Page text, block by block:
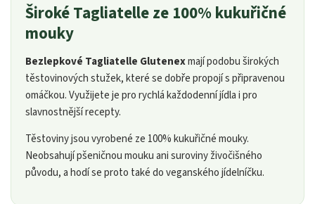
Široké Tagliatelle ze 100% kukuřičné
mouky
Bezlepkové Tagliatelle Glutenexmají podobu širokých
těstovinových stužek, které se dobře propojí s připravenou
omáčkou. Využijete je pro rychlá každodenní jídla i pro
slavnostnější recepty.
Těstoviny jsou vyrobené ze 100% kukuřičné mouky.
Neobsahují pšeničnou mouku ani suroviny živočišného
původu, a hodí se proto také do veganského jídelníčku.